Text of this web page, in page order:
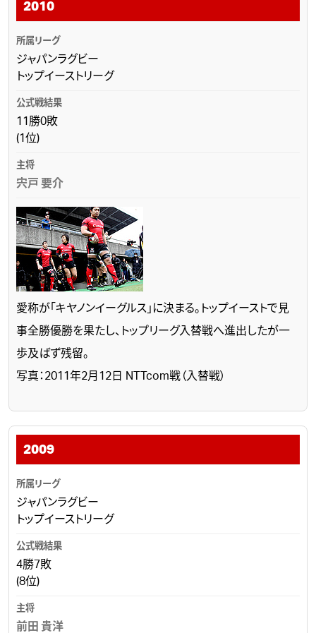
2010
ジャパンラグビー
トップイーストリーグ
11勝0敗
(1位)
宍戸 要介
愛称が「キヤノンイーグルス」に決まる。トップイーストで見
事全勝優勝を果たし、トップリーグ入替戦へ進出したが一
歩及ばず残留。
写真：2011年2月12日 NTTcom戦（入替戦）
2009
ジャパンラグビー
トップイーストリーグ
4勝7敗
(8位)
前田 貴洋